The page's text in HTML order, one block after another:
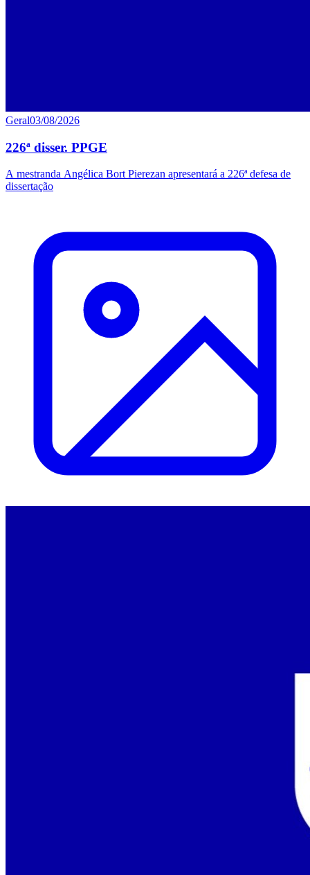
Geral03/08/2026
226ª disser. PPGE
A mestranda Angélica Bort Pierezan apresentará a 226ª defesa de
dissertação